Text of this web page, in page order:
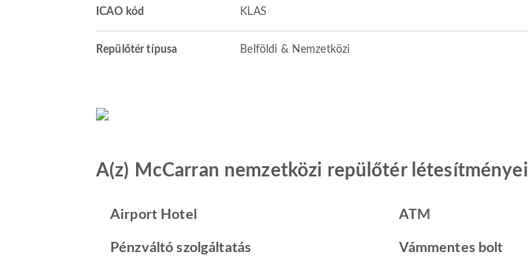
ICAO kód KLAS
Repülőtér típusa Belföldi & Nemzetközi
A(z) McCarran nemzetközi repülőtér létesítményei
Airport Hotel ATM
Pénzváltó szolgáltatás Vámmentes bolt